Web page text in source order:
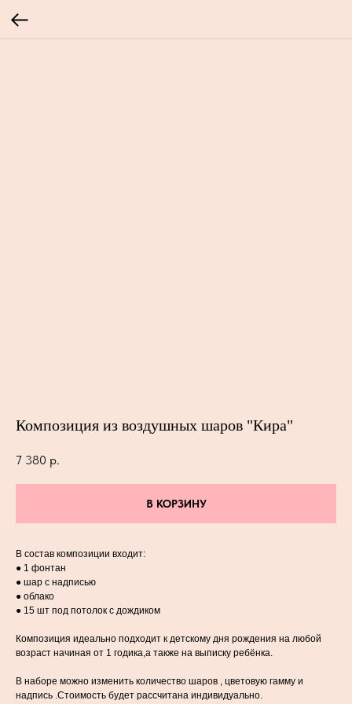
Композиция из воздушных шаров "Кира"
7 380 р.
В КОРЗИНУ
В состав композиции входит:
● 1 фонтан
● шар с надписью
● облако
● 15 шт под потолок с дождиком
Композиция идеально подходит к детскому дня рождения на любой
возраст начиная от 1 годика,а также на выписку ребёнка.
В наборе можно изменить количество шаров , цветовую гамму и
надпись .Стоимость будет рассчитана индивидуально.